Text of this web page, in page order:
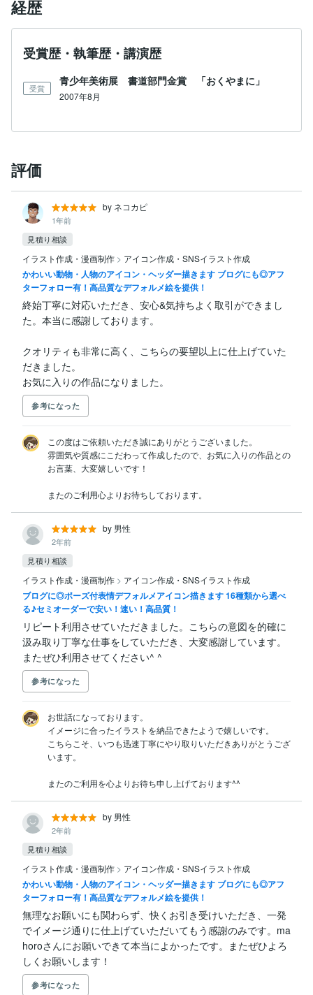
経歴
受賞歴・執筆歴・講演歴
受賞
青少年美術展 書道部門金賞 「おくやまに」
2007年8月
評価
by ネコカピ
1年前
見積り相談
イラスト作成・漫画制作 > アイコン作成・SNSイラスト作成
かわいい動物・人物のアイコン・ヘッダー描きます ブログにも◎アフ
ターフォロー有！高品質なデフォルメ絵を提供！
終始丁寧に対応いただき、安心&気持ちよく取引ができまし
た。本当に感謝しております。
クオリティも非常に高く、こちらの要望以上に仕上げていた
だきました。
お気に入りの作品になりました。
参考になった
この度はご依頼いただき誠にありがとうございました。
雰囲気や質感にこだわって作成したので、お気に入りの作品との
お言葉、大変嬉しいです！
またのご利用心よりお待ちしております。
by 男性
2年前
見積り相談
イラスト作成・漫画制作 > アイコン作成・SNSイラスト作成
ブログに◎ポーズ付表情デフォルメアイコン描きます 16種類から選べ
る♪セミオーダーで安い！速い！高品質！
リピート利用させていただきました。こちらの意図を的確に
汲み取り丁寧な仕事をしていただき、大変感謝しています。
またぜひ利用させてください^ ^
参考になった
お世話になっております。
イメージに合ったイラストを納品できたようで嬉しいです。
こちらこそ、いつも迅速丁寧にやり取りいただきありがとうござ
います。
またのご利用を心よりお待ち申し上げております^^
by 男性
2年前
見積り相談
イラスト作成・漫画制作 > アイコン作成・SNSイラスト作成
かわいい動物・人物のアイコン・ヘッダー描きます ブログにも◎アフ
ターフォロー有！高品質なデフォルメ絵を提供！
無理なお願いにも関わらず、快くお引き受けいただき、一発
でイメージ通りに仕上げていただいてもう感謝のみです。ma
horoさんにお願いできて本当によかったです。またぜひよろ
しくお願いします！
参考になった